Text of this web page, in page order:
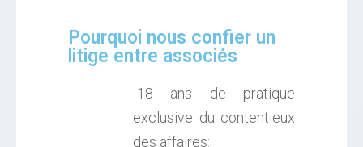
Pourquoi nous confier un
litige entre associés
-18 ans de pratique
exclusive du contentieux
des affaires: